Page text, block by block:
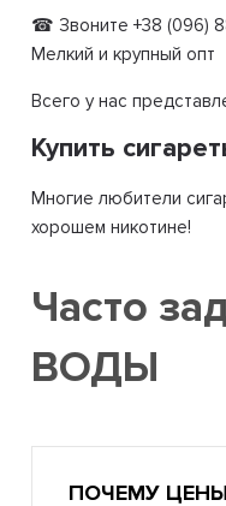
☎ Звоните +38 (096)
Мелкий и крупный опт
Всего у нас
Купить
Многие любители
хорошем никотине!
Часто
ВОДЫ
ПОЧЕМУ